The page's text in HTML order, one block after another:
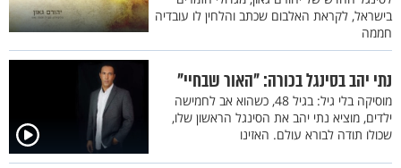
בישראל, לקראת האלבום שכתב והלחין לו עובדיה
חממה
נתי יהב בסינגל בכורה: "האור שבחיי"
מוסיקה בלי גיל: בגיל 48, כשהוא אב לחמישה
ילדים, מוציא נתי יהב את הסינגל הראשון שלו,
שכולו תודה לבורא עולם. האזינו